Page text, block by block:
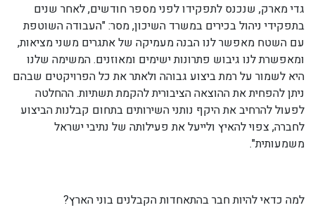
גדי מארק, שנכנס לתפקידו לפני מספר חודשים, לאחר שנים
בתפקידי ניהול בכירים במשרד השיכון, מסר: "העבודה השוטפת
עם השטח מאפשר לנו הבנה מעמיקה של אתגרים משני מציאות,
ומאפשרת לנו גיבוש פתרונות ישימים ומאוזנים. המשימה שלנו
היא לשמור על רמת ביצוע גבוהה ולאתר את כל הפרויקטים שבהם
ניתן להפחית את ההוצאה הציבורית להקמת תשתיות. ההחלטה
לפעול להרחיב את היקף נותני השירותים בתחום קבלנות הביצוע
לחברה, צפוי להאיץ ולייעל את פעילותה של נתיבי ישראל
משמעותית".
למה כדאי להיות חבר בהתאחדות הקבלנים בוני הארץ?